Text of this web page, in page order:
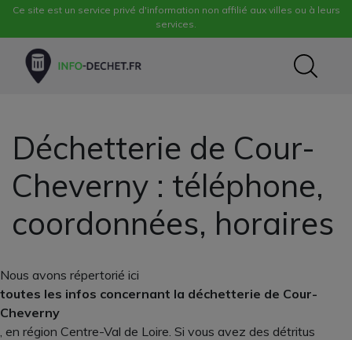
Ce site est un service privé d'information non affilié aux villes ou à leurs
services.
Déchetterie de Cour-
Cheverny : téléphone,
coordonnées, horaires
Nous avons répertorié ici
toutes les infos concernant la déchetterie de Cour-
Cheverny
, en région Centre-Val de Loire. Si vous avez des détritus